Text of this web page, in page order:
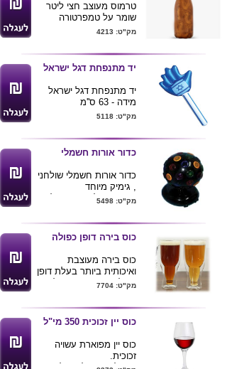
טרמוס מעוצב חצי ליטר
שומר על טמפרטורה
פנימית עד 12 שעות
מגיע בעיצוב עץ ובעיצוב
שיש
מגיע בקופסא קרטון
טרמוס מתאים לבית ,
למשרד , לטיולים ולתיק
בצבעים: שחור/לבן/דמוי
עץ/דמוי שיש
המוצר
מק"ט: 4213
יד מתנפחת דגל ישראל
יד מתנפחת דגל ישראל
מידה - 63 ס''מ
מק"ט: 5118
כדור אורות חשמלי
כדור אורות חשמלי שולחני
, גימיק מיוחד
ומקורי שכל מי שמקבל
מחשבה בבחירת המתנה
מידות מוצר : , קוטר כדור
15ס"מ .
מק"ט: 5498
כוס בירה דופן כפולה
כוס בירה מעוצבת
ואיכותית ביותר בעלת דופן
כפולה בצורת פייה של
שומרת את הבירה קרה
יותר לאורך זמן והכוס אינה
קרה למגע .
קיים בנפחים 330 ו- 500
מ"ל .
ניתן להדפיס לוגו ע"ג הכוס
מק"ט: 7704
כוס יין זכוכית 350 מי"ל
כוס יין מפוארת עשויה
זכוכית.